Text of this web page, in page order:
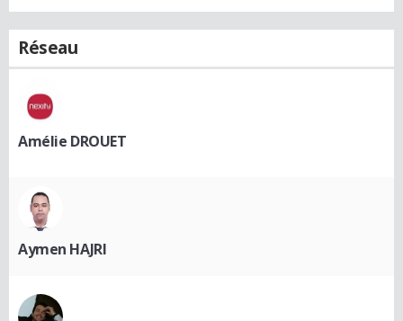
Réseau
Amélie DROUET
Aymen HAJRI